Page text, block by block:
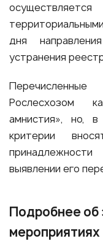
дня
устранения
Рослесхозом
амнистия», но,
критерии
выявлении его
Подробнее об
мероприятиях